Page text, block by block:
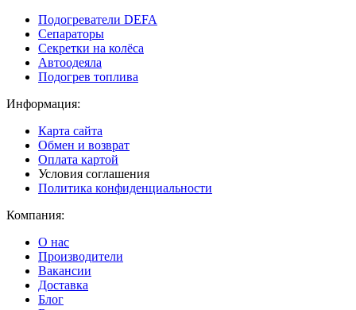
Подогреватели DEFA
Сепараторы
Секретки на колёса
Автоодеяла
Подогрев топлива
Информация:
Карта сайта
Обмен и возврат
Оплата картой
Условия соглашения
Политика конфиденциальности
Компания:
О нас
Производители
Вакансии
Доставка
Блог